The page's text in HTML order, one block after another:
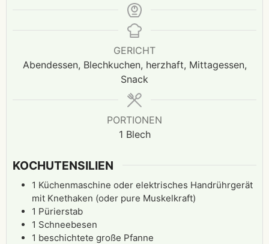
GERICHT
Abendessen, Blechkuchen, herzhaft, Mittagessen,
Snack
PORTIONEN
1 Blech
KOCHUTENSILIEN
1 Küchenmaschine oder elektrisches Handrührgerät
mit Knethaken (oder pure Muskelkraft)
1 Pürierstab
1 Schneebesen
1 beschichtete große Pfanne